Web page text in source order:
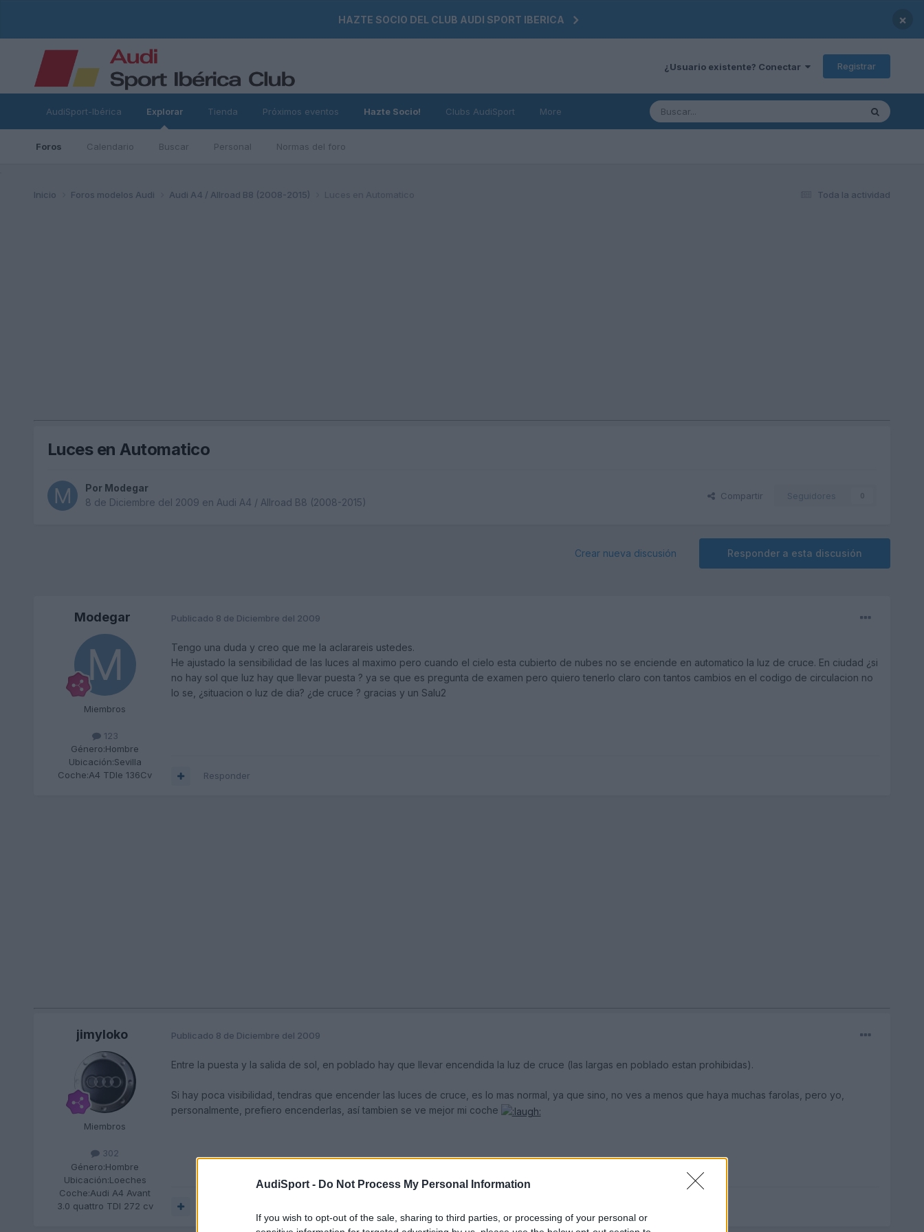
AudiSport - Do Not Process My Personal Information
If you wish to opt-out of the sale, sharing to third parties, or processing of your personal or
HAZTE SOCIO DEL CLUB AUDI SPORT IBERICA ×
¿Usuario existente? Conectar Registrar
AudiSport-Ibérica Explorar
Foros Calendario Buscar Personal Normas del foro
Tienda Próximos eventos Hazte Socio! Clubs AudiSport More
Toda la actividad
Inicio Foros modelos Audi Audi A4 / Allroad B8 (2008-2015)
Luces en Automatico
Por Modegar
8 de Diciembre del 2009 en Audi A4 / Allroad B8 (2008-2015)
Compartir Seguidores 0
Responder a esta discusión
Crear nueva discusión
Modegar
Miembros
123
Género:Hombre
Ubicación:Sevilla
Coche:A4 TDIe 136Cv
Publicado 8 de Diciembre del 2009
Tengo una duda y creo que me la aclarareis ustedes.
He ajustado la sensibilidad de las luces al maximo pero cuando el cielo esta cubierto de nubes no se enciende en automatico la luz de cruce. En ciudad ¿si
no hay sol que luz hay que llevar puesta ? ya se que es pregunta de examen pero quiero tenerlo claro con tantos cambios en el codigo de circulacion no
lo se, ¿situacion o luz de dia? ¿de cruce ? gracias y un Salu2
Responder
jimyloko
Miembros
302
Género:Hombre
Ubicación:Loeches
Coche:Audi A4 Avant
3.0 quattro TDI 272 cv
Publicado 8 de Diciembre del 2009
Entre la puesta y la salida de sol, en poblado hay que llevar encendida la luz de cruce (las largas en poblado estan prohibidas).
Si hay poca visibilidad, tendras que encender las luces de cruce, es lo mas normal, ya que sino, no ves a menos que haya muchas farolas, pero yo,
personalmente, prefiero encenderlas, así tambien se ve mejor mi coche